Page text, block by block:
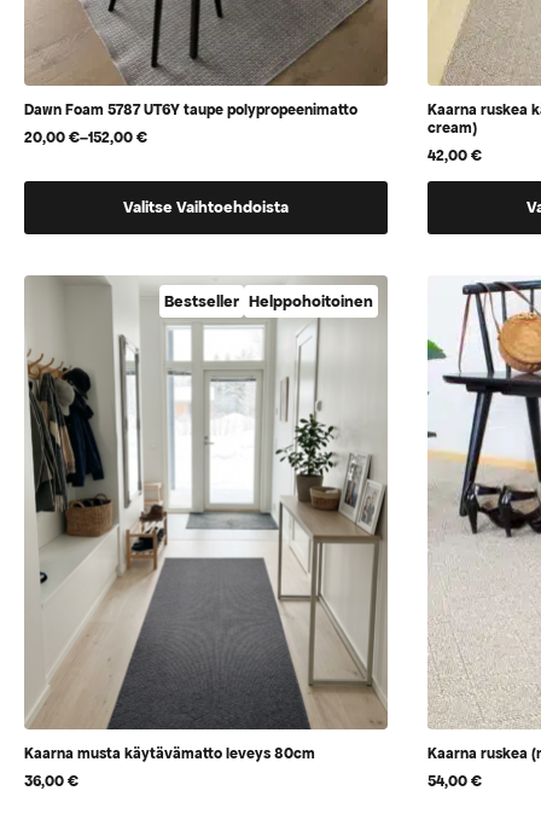
Dawn Foam 5787 UT6Y taupe polypropeenimatto
20,00€–152,00€
Hintaluokka:
-
Valitse Vaihtoehdoista
tuotteella
useampi
Voit
tehdä
valinnat
tuotteen
sivulla.
Kaarna ruskea
cream)
42,00€
tuotteella
jotka
voidaan
valita
tuotteen
sivulla
Bestseller Helppohoitoinen
Kaarna musta käytävämatto leveys 80cm
36,00€
Kaarna ruskea
54,00€